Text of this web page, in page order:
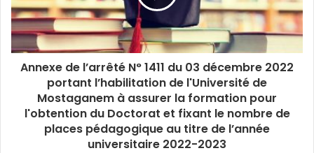
Annexe de l’arrêté N° 1411 du 03 décembre 2022
portant l’habilitation de l'Université de
Mostaganem à assurer la formation pour
l'obtention du Doctorat et fixant le nombre de
places pédagogique au titre de l’année
universitaire 2022-2023